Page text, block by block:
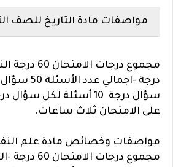
مواصفات مادة التاريخ للصف
سؤال درجة 10 أسئلة لكل
على الامتحان ثلاث ساعات.
مواصفات وخصائص مادة علم